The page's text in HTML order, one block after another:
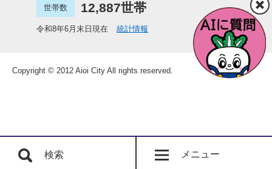
検索 メニュー
世帯数 12,887世帯
令和8年6月末日現在 統計情報
Copyright © 2012 Aioi City All rights reserved.